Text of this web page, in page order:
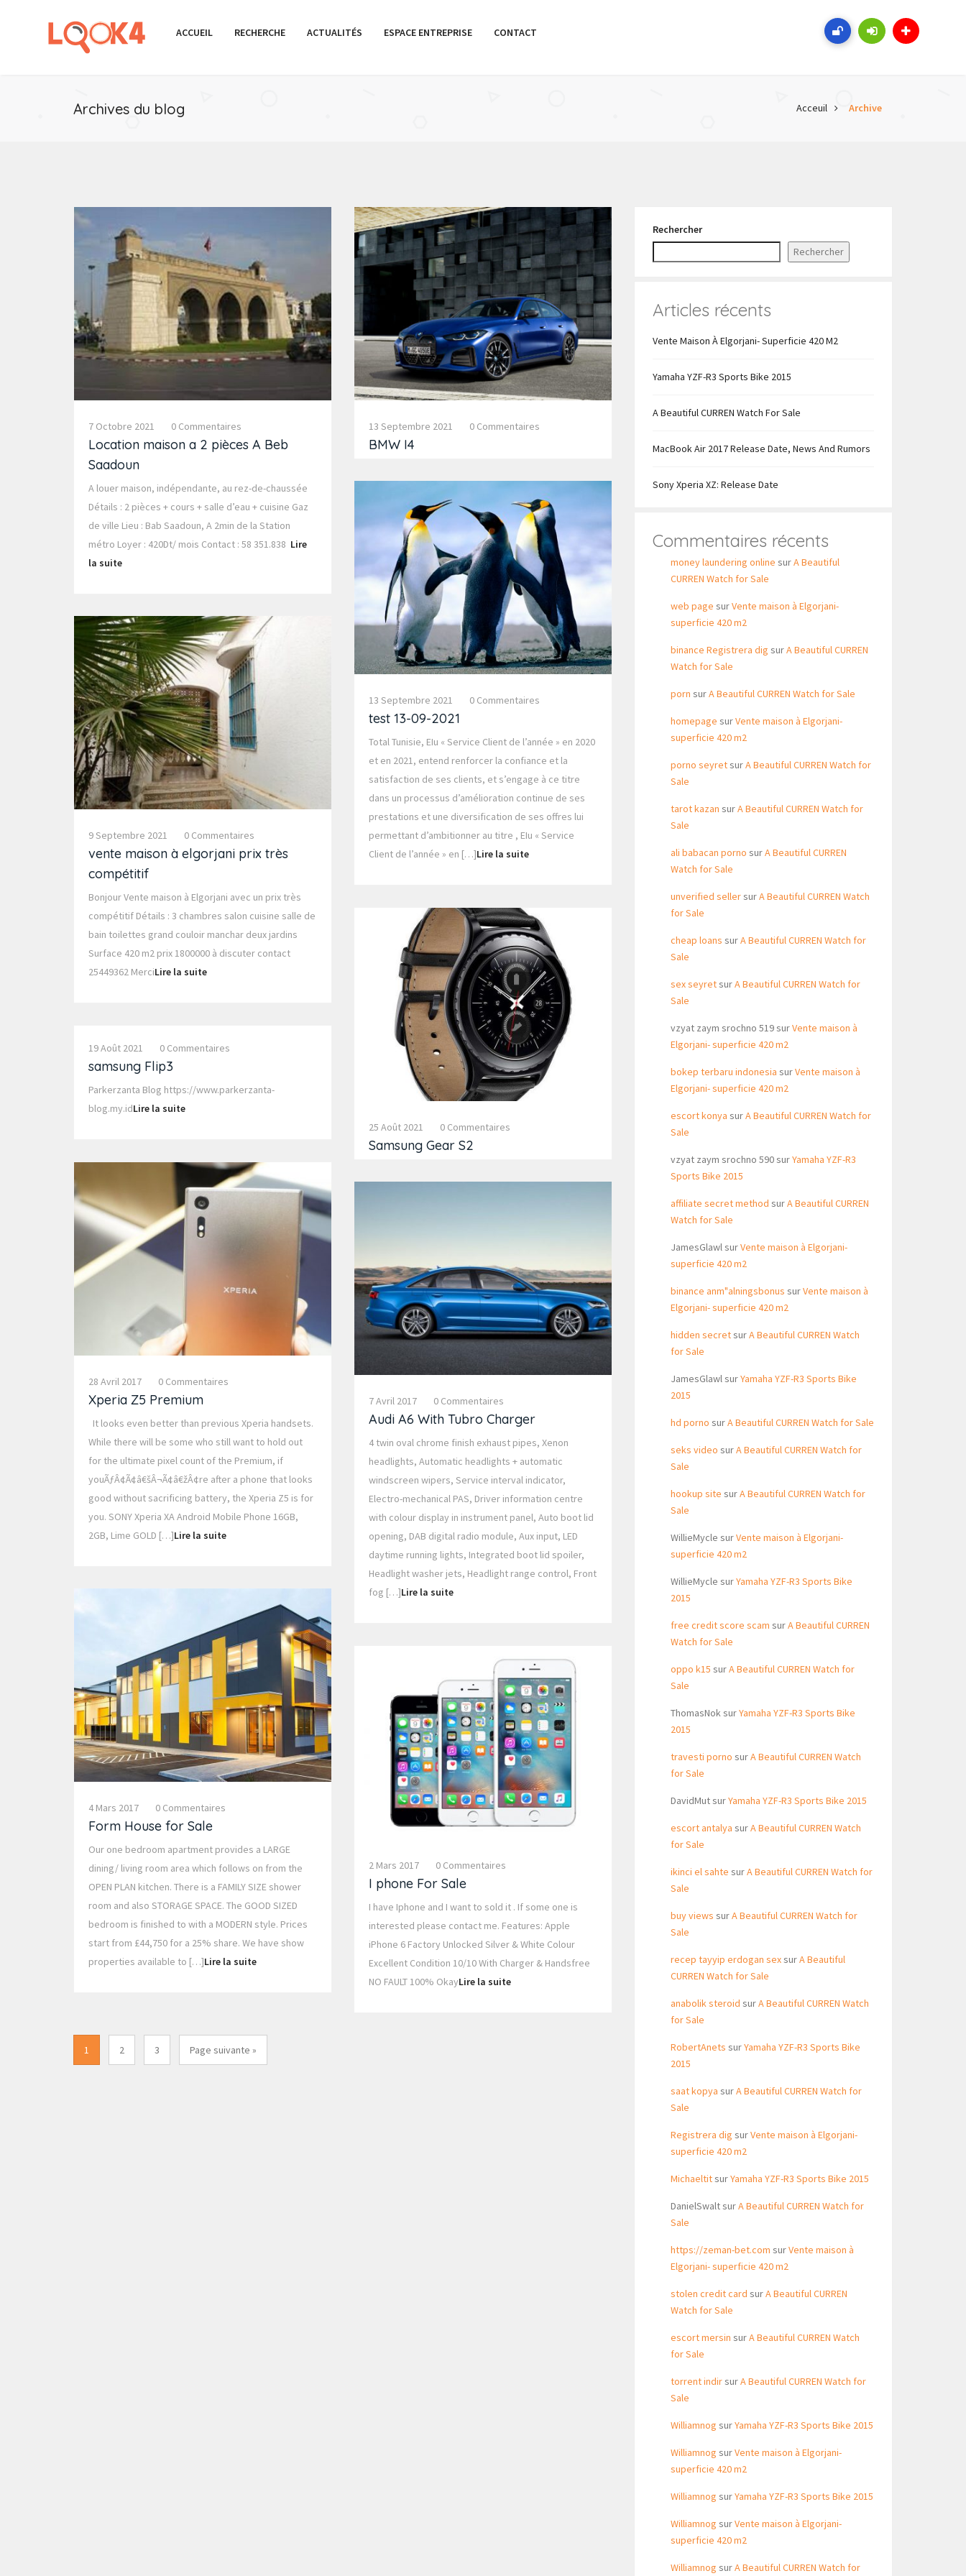
ACCUEIL RECHERCHE ACTUALITÉS ESPACE ENTREPRISE CONTACT
Archives du blog Acceuil Archive
7 Octobre 2021 0 Commentaires
Location maison a 2 pièces A Beb
Saadoun
A louer maison, indépendante, au rez-de-chaussée
Détails : 2 pièces + cours + salle d’eau + cuisine Gaz
de ville Lieu : Bab Saadoun, A 2min de la Station
métro Loyer : 420Dt/ mois Contact : 58 351.838 Lire
la suite
13 Septembre 2021 0 Commentaires
BMW I4
13 Septembre 2021 0 Commentaires
test 13-09-2021
Total Tunisie, EIu « Service Client de l’année » en 2020
et en 2021, entend renforcer la confiance et la
satisfaction de ses clients, et s’engage à ce titre
dans un processus d’amélioration continue de ses
prestations et une diversification de ses offres lui
permettant d’ambitionner au titre , EIu « Service
Client de l’année » en […]Lire la suite
9 Septembre 2021 0 Commentaires
vente maison à elgorjani prix très
compétitif
Bonjour Vente maison à Elgorjani avec un prix très
compétitif Détails : 3 chambres salon cuisine salle de
bain toilettes grand couloir manchar deux jardins
Surface 420 m2 prix 1800000 à discuter contact
25449362 MerciLire la suite
25 Août 2021 0 Commentaires
Samsung Gear S2
19 Août 2021 0 Commentaires
samsung Flip3
Parkerzanta Blog https://www.parkerzanta-
blog.my.idLire la suite
28 Avril 2017 0 Commentaires
Xperia Z5 Premium
It looks even better than previous Xperia handsets.
While there will be some who still want to hold out
for the ultimate pixel count of the Premium, if
youÃƒÂ¢Ã¢â€šÂ¬Ã¢â€žÂ¢re after a phone that looks
good without sacrificing battery, the Xperia Z5 is for
you. SONY Xperia XA Android Mobile Phone 16GB,
2GB, Lime GOLD […]Lire la suite
7 Avril 2017 0 Commentaires
Audi A6 With Tubro Charger
4 twin oval chrome finish exhaust pipes, Xenon
headlights, Automatic headlights + automatic
windscreen wipers, Service interval indicator,
Electro-mechanical PAS, Driver information centre
with colour display in instrument panel, Auto boot lid
opening, DAB digital radio module, Aux input, LED
daytime running lights, Integrated boot lid spoiler,
Headlight washer jets, Headlight range control, Front
fog […]Lire la suite
4 Mars 2017 0 Commentaires
Form House for Sale
Our one bedroom apartment provides a LARGE
dining/ living room area which follows on from the
OPEN PLAN kitchen. There is a FAMILY SIZE shower
room and also STORAGE SPACE. The GOOD SIZED
bedroom is finished to with a MODERN style. Prices
start from £44,750 for a 25% share. We have show
properties available to […]Lire la suite
2 Mars 2017 0 Commentaires
I phone For Sale
I have Iphone and I want to sold it . If some one is
interested please contact me. Features: Apple
iPhone 6 Factory Unlocked Silver & White Colour
Excellent Condition 10/10 With Charger & Handsfree
NO FAULT 100% OkayLire la suite
1 2 3 Page suivante »
Rechercher
Rechercher
Articles récents
Vente Maison À Elgorjani- Superficie 420 M2
Yamaha YZF-R3 Sports Bike 2015
A Beautiful CURREN Watch For Sale
MacBook Air 2017 Release Date, News And Rumors
Sony Xperia XZ: Release Date
Commentaires récents
money laundering online surA Beautiful
CURREN Watch for Sale
web page surVente maison à Elgorjani-
superficie 420 m2
binance Registrera dig surA Beautiful CURREN
Watch for Sale
porn surA Beautiful CURREN Watch for Sale
homepage surVente maison à Elgorjani-
superficie 420 m2
porno seyretsurA Beautiful CURREN Watch for
Sale
tarot kazan surA Beautiful CURREN Watch for
Sale
ali babacan porno surA Beautiful CURREN
Watch for Sale
unverified sellersurA Beautiful CURREN Watch
for Sale
cheap loans surA Beautiful CURREN Watch for
Sale
sex seyretsurA Beautiful CURREN Watch for
Sale
vzyat zaym srochno 519surVente maison à
Elgorjani- superficie 420 m2
bokep terbaru indonesia surVente maison à
Elgorjani- superficie 420 m2
escort konya surA Beautiful CURREN Watch for
Sale
vzyat zaym srochno 590surYamaha YZF-R3
Sports Bike 2015
affiliate secret method surA Beautiful CURREN
Watch for Sale
JamesGlawlsurVente maison à Elgorjani-
superficie 420 m2
binance anm"alningsbonus surVente maison à
Elgorjani- superficie 420 m2
hidden secretsurA Beautiful CURREN Watch
for Sale
JamesGlawlsurYamaha YZF-R3 Sports Bike
2015
hd porno surA Beautiful CURREN Watch for Sale
seks video surA Beautiful CURREN Watch for
Sale
hookup site surA Beautiful CURREN Watch for
Sale
WillieMycle surVente maison à Elgorjani-
superficie 420 m2
WillieMycle surYamaha YZF-R3 Sports Bike
2015
free credit score scam surA Beautiful CURREN
Watch for Sale
oppo k15 surA Beautiful CURREN Watch for
Sale
ThomasNoksurYamaha YZF-R3 Sports Bike
2015
travesti porno surA Beautiful CURREN Watch
for Sale
DavidMutsurYamaha YZF-R3 Sports Bike 2015
escort antalya surA Beautiful CURREN Watch
for Sale
ikinci el sahte surA Beautiful CURREN Watch for
Sale
buy views surA Beautiful CURREN Watch for
Sale
recep tayyip erdogan sexsurA Beautiful
CURREN Watch for Sale
anabolik steroid surA Beautiful CURREN Watch
for Sale
RobertAnets surYamaha YZF-R3 Sports Bike
2015
saat kopya surA Beautiful CURREN Watch for
Sale
Registrera dig surVente maison à Elgorjani-
superficie 420 m2
MichaeltitsurYamaha YZF-R3 Sports Bike 2015
DanielSwaltsurA Beautiful CURREN Watch for
Sale
https://zeman-bet.com surVente maison à
Elgorjani- superficie 420 m2
stolen credit card surA Beautiful CURREN
Watch for Sale
escort mersin surA Beautiful CURREN Watch
for Sale
torrent indirsurA Beautiful CURREN Watch for
Sale
Williamnog surYamaha YZF-R3 Sports Bike 2015
Williamnog surVente maison à Elgorjani-
superficie 420 m2
Williamnog surYamaha YZF-R3 Sports Bike 2015
Williamnog surVente maison à Elgorjani-
superficie 420 m2
Williamnog surA Beautiful CURREN Watch for